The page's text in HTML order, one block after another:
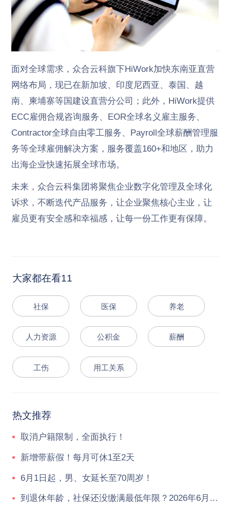
面对全球需求，众合云科旗下HiWork加快东南亚直营
网络布局，现已在新加坡、印度尼西亚、泰国、越
南、柬埔寨等国建设直营分公司；此外，HiWork提供
ECC雇佣合规咨询服务、EOR全球名义雇主服务、
Contractor全球自由零工服务、Payroll全球薪酬管理服
务等全球雇佣解决方案，服务覆盖160+和地区，助力
出海企业快速拓展全球市场。
未来，众合云科集团将聚焦企业数字化管理及全球化
诉求，不断迭代产品服务，让企业聚焦核心主业，让
雇员更有安全感和幸福感，让每一份工作更有保障。
大家都在看11
社保 医保 养老
人力资源 公积金 薪酬
工伤 用工关系
热文推荐
取消户籍限制，全面执行！
新增带薪假！每月可休1至2天
6月1日起，男、女延长至70周岁！
到退休年龄，社保还没缴满最低年限？2026年6月起，统一按新规执行！